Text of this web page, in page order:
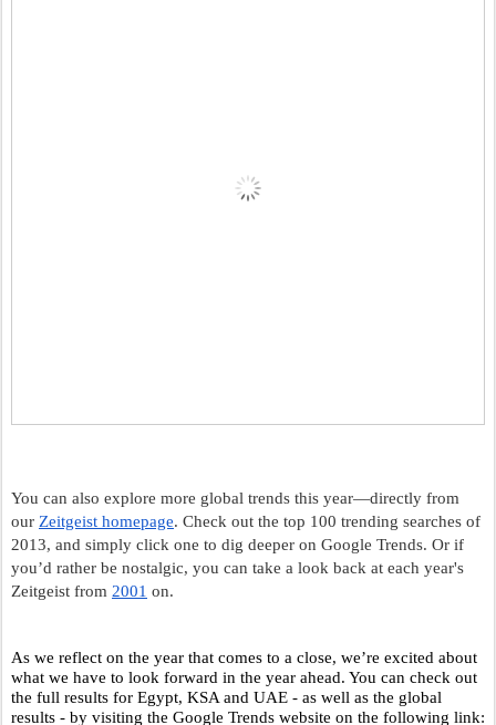
You can also explore more global trends this year—directly from
our Zeitgeist homepage. Check out the top 100 trending searches of
2013, and simply click one to dig deeper on Google Trends. Or if
you’d rather be nostalgic, you can take a look back at each year's
Zeitgeist from 2001 on.
As we reflect on the year that comes to a close, we’re excited about
what we have to look forward in the year ahead. You can check out
the full results for Egypt, KSA and UAE - as well as the global